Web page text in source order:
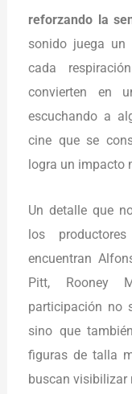
reforzando la
sonido juega un
cada
convierten en
escuchando a
cine que se
logra un impacto
Un detalle que
los
encuentran
Pitt, Rooney
participación no
sino que también
figuras de talla
buscan visibilizar